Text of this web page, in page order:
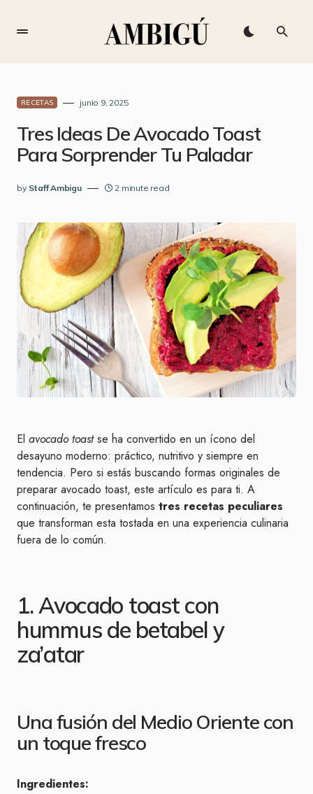
RECETAS junio 9, 2025
Tres Ideas De Avocado Toast
Para Sorprender Tu Paladar
by Staff Ambigu 2 minute read
El avocado toastse ha convertido en un ícono del
desayuno moderno: práctico, nutritivo y siempre en
tendencia. Pero si estás buscando formas originales de
preparar avocado toast, este artículo es para ti. A
continuación, te presentamos tres recetas peculiares
que transforman esta tostada en una experiencia culinaria
fuera de lo común.
1. Avocado toast con
hummus de betabel y
za’atar
Una fusión del Medio Oriente con
un toque fresco
Ingredientes: